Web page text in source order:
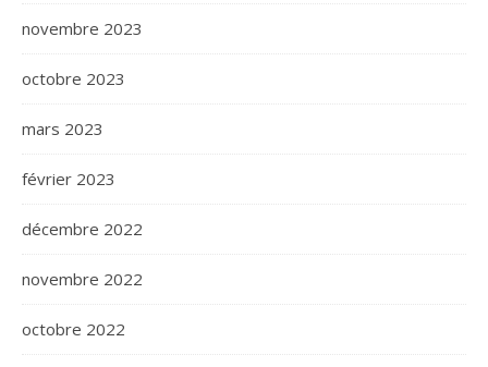
novembre 2023
octobre 2023
mars 2023
février 2023
décembre 2022
novembre 2022
octobre 2022